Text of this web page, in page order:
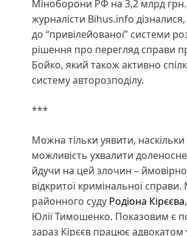
Міноборони РФ на 3,2 млрд
журналісти Bihus.info
до “привілейованої” системи
рішення про перегляд справи
Бойко, який також активно
систему авторозподілу.
***
Можна тільки уявити,
можливість ухвалити
йдучи на цей злочин –
відкритої кримінальної
районного суду Родіона Кірєєва
Юлії Тимошенко. Показовим є
зараз Кірєєв працює адвокатом